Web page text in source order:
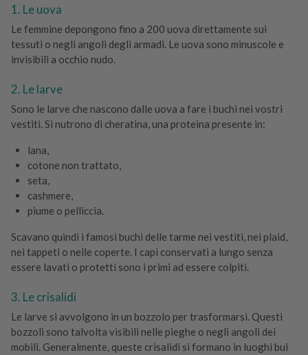
1. Le uova
Le femmine depongono fino a 200 uova direttamente sui
tessuti o negli angoli degli armadi. Le uova sono minuscole e
invisibili a occhio nudo.
2. Le larve
Sono le larve che nascono dalle uova a fare i buchi nei vostri
vestiti. Si nutrono di cheratina, una proteina presente in:
lana,
cotone non trattato,
seta,
cashmere,
piume o pelliccia.
Scavano quindi i famosi buchi delle tarme nei vestiti, nei plaid,
nei tappeti o nelle coperte. I capi conservati a lungo senza
essere lavati o protetti sono i primi ad essere colpiti.
3. Le crisalidi
Le larve si avvolgono in un bozzolo per trasformarsi. Questi
bozzoli sono talvolta visibili nelle pieghe o negli angoli dei
mobili. Generalmente, queste crisalidi si formano in luoghi bui